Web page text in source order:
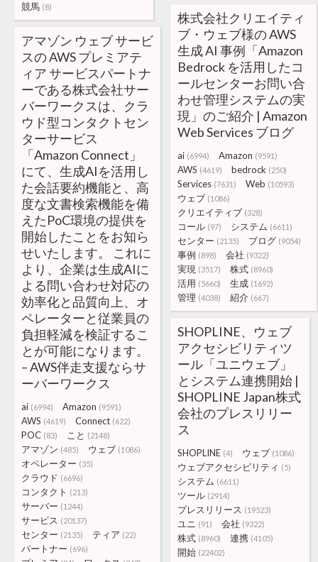
競馬 (8)
株式会社クリエイティ
ブ・ウェブ様の AWS
生成 AI 事例「Amazon
Bedrock を活用したコ
ールセンターお問い合
わせ管理システムの実
現」のご紹介 | Amazon
Web Services ブログ
ai (6994) Amazon (9591)
AWS (4619) bedrock (250)
Services (7631) Web (10593)
ウェブ (1086)
クリエイティブ (328)
コール (97) システム (6611)
センター (2135) ブログ (9054)
事例 (898) 会社 (9322)
実現 (3517) 株式 (8960)
活用 (5660) 生成 (1692)
管理 (4038) 紹介 (667)
アマゾン ウェブ サービ
スの AWS プレミアテ
ィア サービスパートナ
ーである株式会社サー
バーワークスは、クラ
ウド型コンタクトセン
ターサービス
「Amazon Connect」
にて、生成AIを活用し
た会話要約機能と、高
度な文書検索機能を備
えたPoC環境の提供を
開始したことをお知ら
せいたします。 これに
より、企業は生成AIに
よる問い合わせ対応の
効率化と品質向上、オ
ペレーターと従業員の
負担軽減を検証するこ
とが可能になります。
– AWS伴走支援ならサ
ーバーワークス
ai (6994) Amazon (9591)
AWS (4619) Connect (622)
POC (83) こと (2148)
アマゾン (485) ウェブ (1086)
オペレーター (35)
クラウド (6696)
コンタクト (213)
サーバー (1244)
サービス (20137)
センター (2135) ティア (22)
パートナー (696)
SHOPLINE、ウェブ
アクセシビリティツ
ール「ユニウェブ」
とシステム連携開始 |
SHOPLINE Japan株式
会社のプレスリリー
ス
SHOPLINE (4) ウェブ (1086)
ウェブアクセシビリティ (5)
システム (6611)
ツール (2914)
プレスリリース (19523)
ユニ (91) 会社 (9322)
株式 (8960) 連携 (4105)
開始 (22402)